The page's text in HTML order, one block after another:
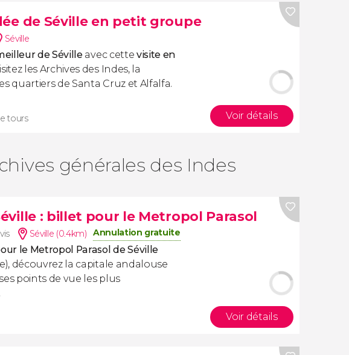
de Séville en petit groupe
Séville
de Séville avec cette visite en
les Archives des Indes, la
quartiers de Santa Cruz et Alfalfa.
tours Voir détails
générales des Indes
: billet pour le Metropol Parasol
Séville (0.4km) Annulation gratuite
le Metropol Parasol de Séville
découvrez la capitale andalouse
points de vue les plus
Voir détails